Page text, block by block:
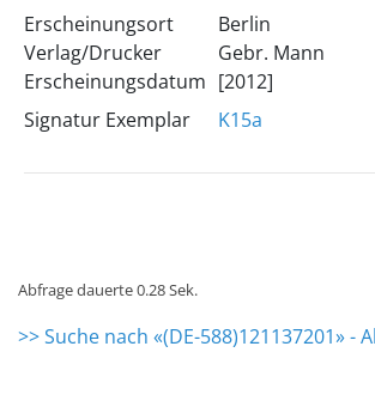
Erscheinungsort
Verlag/Drucker
Erscheinungsdatum
Berlin
Gebr. Mann
[2012]
Signatur Exemplar
K15a
Abfrage dauerte 0.28 Sek.
>> Suche nach «(DE-588)121137201» -